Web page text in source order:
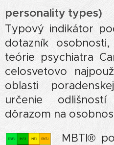
personality types)
Typový indikátor
dotazník
teórie psychiatra
celosvetovo
oblasti
určenie
dôrazom na
MBTI®